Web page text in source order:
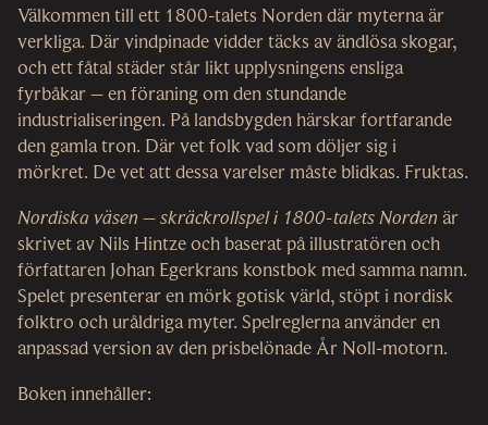
Välkommen till ett 1800-talets Norden där myterna är
verkliga. Där vindpinade vidder täcks av ändlösa skogar,
och ett fåtal städer står likt upplysningens ensliga
fyrbåkar – en föraning om den stundande
industrialiseringen. På landsbygden härskar fortfarande
den gamla tron. Där vet folk vad som döljer sig i
mörkret. De vet att dessa varelser måste blidkas. Fruktas.
Nordiska väsen – skräckrollspel i 1800-talets Norden är
skrivet av Nils Hintze och baserat på illustratören och
författaren Johan Egerkrans konstbok med samma namn.
Spelet presenterar en mörk gotisk värld, stöpt i nordisk
folktro och uråldriga myter. Spelreglerna använder en
anpassad version av den prisbelönade År Noll-motorn.
Boken innehåller: